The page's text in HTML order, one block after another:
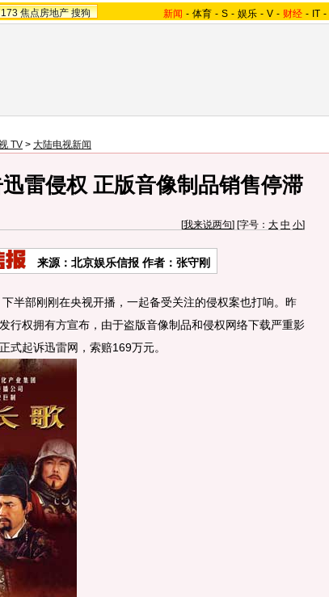
焦点房地产 搜狗 新闻 - 体育 - S - 娱乐 - V - 财经 - IT -
TV > 大陆电视新闻
雷侵权 正版音像制品销售停滞
[我来说两句] [字号： 大 中 小]
来源：北京娱乐信报 作者：张守刚
部刚刚在央视开播，一起备受关注的侵权案也打响。昨
行权拥有方宣布，由于盗版音像制品和侵权网络下载严重影
式起诉迅雷网，索赔169万元。